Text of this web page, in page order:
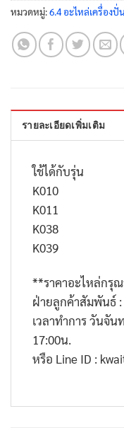
หมวดหมู่:6.4 อะไหล่เครื่อง
รายละเอียดเพิ่มเติม
ใช้ได้กับรุ่น
K010
K011
K038
K039
**ราคาอะไหล่กรุ
ฝ่ายลูกค้าสัมพันธ์ :
เวลาทำการ วันจัน
17:00น.
หรือ Line ID :